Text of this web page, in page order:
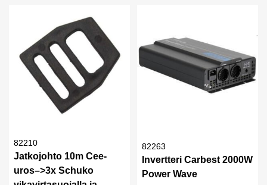
82210
Jatkojohto 10m Cee-
uros–>3x Schuko
82263
Invertteri Carbest 2000W
Power Wave